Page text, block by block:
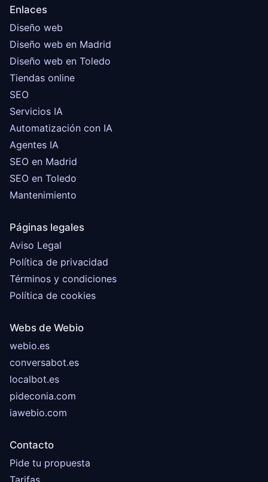
Enlaces
Diseño web
Diseño web en Madrid
Diseño web en Toledo
Tiendas online
SEO
Servicios IA
Automatización con IA
Agentes IA
SEO en Madrid
SEO en Toledo
Mantenimiento
Páginas legales
Aviso Legal
Política de privacidad
Términos y condiciones
Política de cookies
Webs de Webio
webio.es
conversabot.es
localbot.es
pideconia.com
iawebio.com
Contacto
Pide tu propuesta